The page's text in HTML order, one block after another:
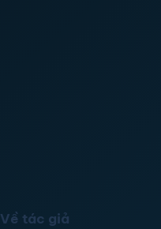
Về tác giả